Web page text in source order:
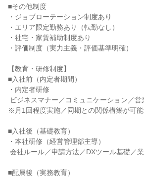
■その他制度
・ジョブローテーション制度あり
・エリア限定勤務あり（転勤なし）
・社宅・家賃補助制度あり
・評価制度（実力主義・評価基準明確）
【教育・研修制度】
■入社前（内定者期間）
・内定者研修
※月1回程度実施／同期との関係構築が可能
■入社後（基礎教育）
・本社研修（経営管理部主導）
■配属後（実務教育）